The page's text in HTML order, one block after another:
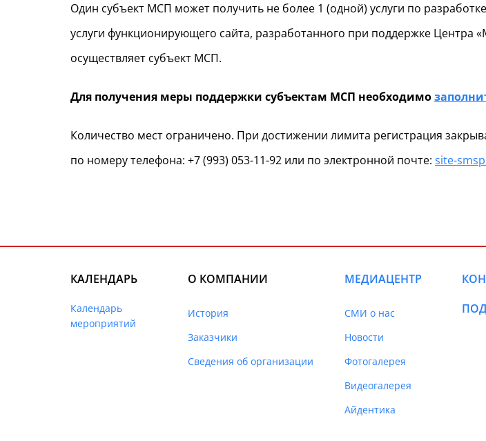
Один субъект МСП может получить не более 1 (одной) услуги по
услуги функционирующего сайта, разработанного при поддержке Центра
осуществляет субъект МСП.
Для получения меры поддержки субъектам МСП необходимо
Количество мест ограничено. При достижении лимита регистрация
по номеру телефона: +7 (993) 053-11-92 или по электронной почте: site-
КАЛЕНДАРЬ
Календарь
мероприятий
О КОМПАНИИ
История
Заказчики
Сведения об организации
МЕДИАЦЕНТР
СМИ о нас
Новости
Фотогалерея
Видеогалерея
Айдентика